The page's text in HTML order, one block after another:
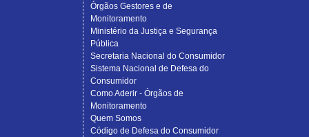
Órgãos Gestores e de
Monitoramento
Ministério da Justiça e Segurança
Pública
Secretaria Nacional do Consumidor
Sistema Nacional de Defesa do
Consumidor
Como Aderir - Órgãos de
Monitoramento
Quem Somos
Código de Defesa do Consumidor